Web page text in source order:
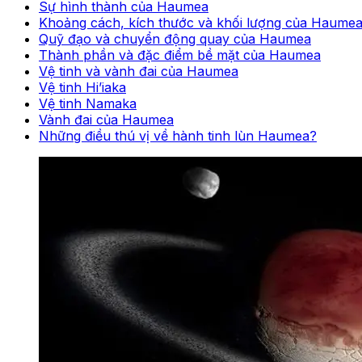
Sự hình thành của Haumea
Khoảng cách, kích thước và khối lượng của Haumea
Quỹ đạo và chuyển động quay của Haumea
Thành phần và đặc điểm bề mặt của Haumea
Vệ tinh và vành đai của Haumea
Vệ tinh Hi’iaka
Vệ tinh Namaka
Vành đai của Haumea
Những điều thú vị về hành tinh lùn Haumea?